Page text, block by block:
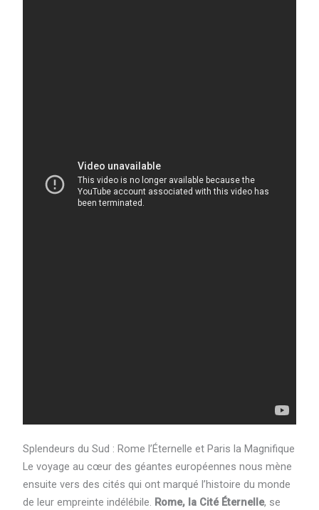
Splendeurs du Sud : Rome l’Éternelle et Paris la Magnifique
Le voyage au cœur des géantes européennes nous mène
ensuite vers des cités qui ont marqué l’histoire du monde
de leur empreinte indélébile. Rome, la Cité Éternelle, se